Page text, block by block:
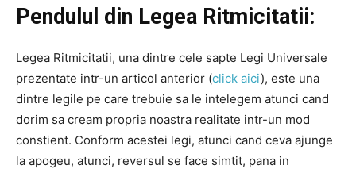
Pendulul din Legea Ritmicitatii:
Legea Ritmicitatii, una dintre cele sapte Legi Universale
prezentate intr-un articol anterior (click aici), este una
dintre legile pe care trebuie sa le intelegem atunci cand
dorim sa cream propria noastra realitate intr-un mod
constient. Conform acestei legi, atunci cand ceva ajunge
la apogeu, atunci, reversul se face simtit, pana in